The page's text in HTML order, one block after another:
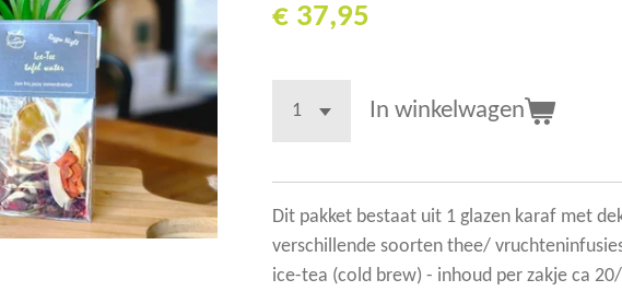
€ 37,95
In winkelwagen
Dit pakket bestaat uit 1 glazen karaf met
verschillende soorten thee/
ice-tea (cold brew) - inhoud per zakje ca